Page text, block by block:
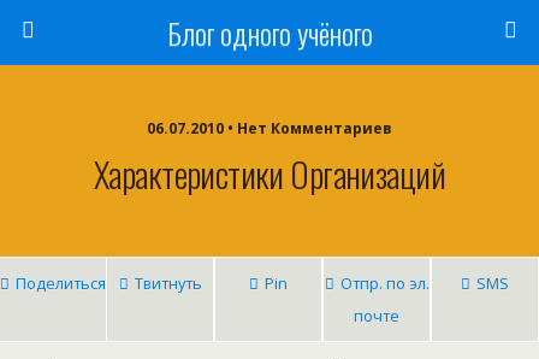
Блог одного учёного
06.07.2010 • Нет Комментариев
Характеристики Организаций
Поделиться Твитнуть Pin
Отпр. по эл.
почте
SMS